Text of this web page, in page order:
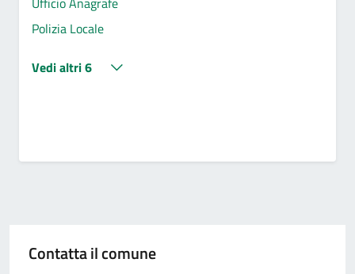
Polizia Locale
Vedi altri 6
Contatta il comune